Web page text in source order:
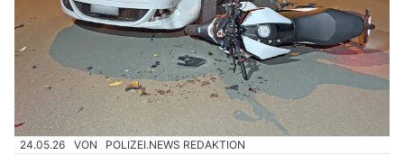
24.05.26 VON POLIZEI.NEWS REDAKTION